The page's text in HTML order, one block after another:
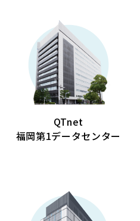
QTnet
福岡第1データセンター